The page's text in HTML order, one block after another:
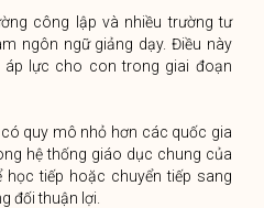
công lập và nhiều trường tư
ngôn ngữ giảng dạy. Điều này
áp lực cho con trong giai đoạn
quy mô nhỏ hơn các quốc gia
hệ thống giáo dục chung của
học tiếp hoặc chuyển tiếp sang
đối thuận lợi.